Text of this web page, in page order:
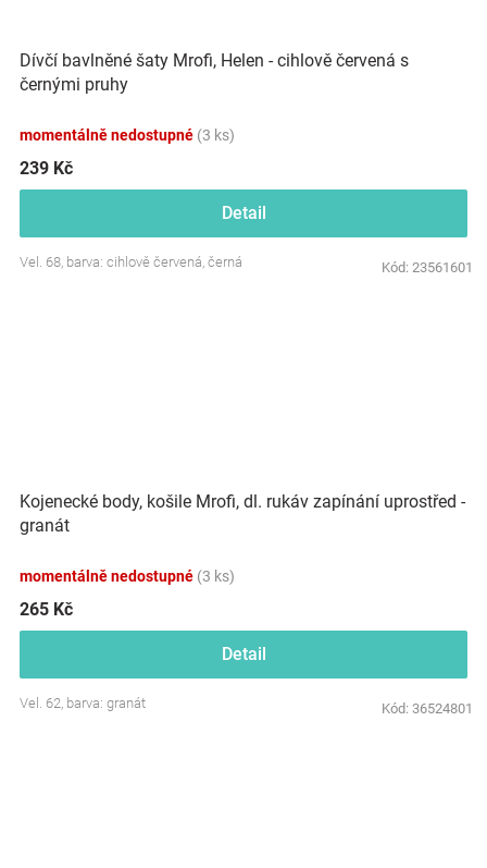
Dívčí bavlněné šaty Mrofi, Helen - cihlově červená s
černými pruhy
momentálně nedostupné (3 ks)
239 Kč
Detail
Vel. 68, barva: cihlově červená, černá Kód: 23561601
Kojenecké body, košile Mrofi, dl. rukáv zapínání uprostřed -
granát
momentálně nedostupné (3 ks)
265 Kč
Detail
Vel. 62, barva: granát Kód: 36524801